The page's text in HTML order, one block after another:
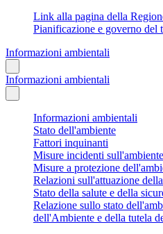
Link alla pagina della
Pianificazione e governo del
Informazioni ambientali
Informazioni ambientali
Informazioni ambientali
Stato dell'ambiente
Fattori inquinanti
Misure incidenti
Misure a protezione
Relazioni sull'attuazione
Stato della salute e della
Relazione sullo stato
dell'Ambiente e della tutela